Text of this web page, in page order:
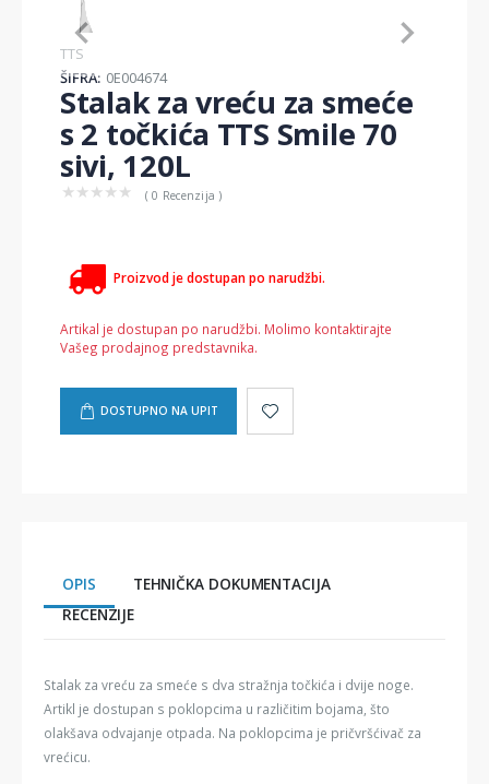
Item
1
of
1
TTS
ŠIFRA: 0E004674
Stalak za vreću za smeće
s 2 točkića TTS Smile 70
sivi, 120L
★ ★ ★ ★ ★ ( 0 Recenzija )
Proizvod je dostupan po narudžbi.
Artikal je dostupan po narudžbi. Molimo kontaktirajte
Vašeg prodajnog predstavnika.
DOSTUPNO NA UPIT
OPIS
TEHNIČKA DOKUMENTACIJA
RECENZIJE
Stalak za vreću za smeće s dva stražnja točkića i dvije noge.
Artikl je dostupan s poklopcima u različitim bojama, što
olakšava odvajanje otpada. Na poklopcima je pričvršćivač za
vrećicu.